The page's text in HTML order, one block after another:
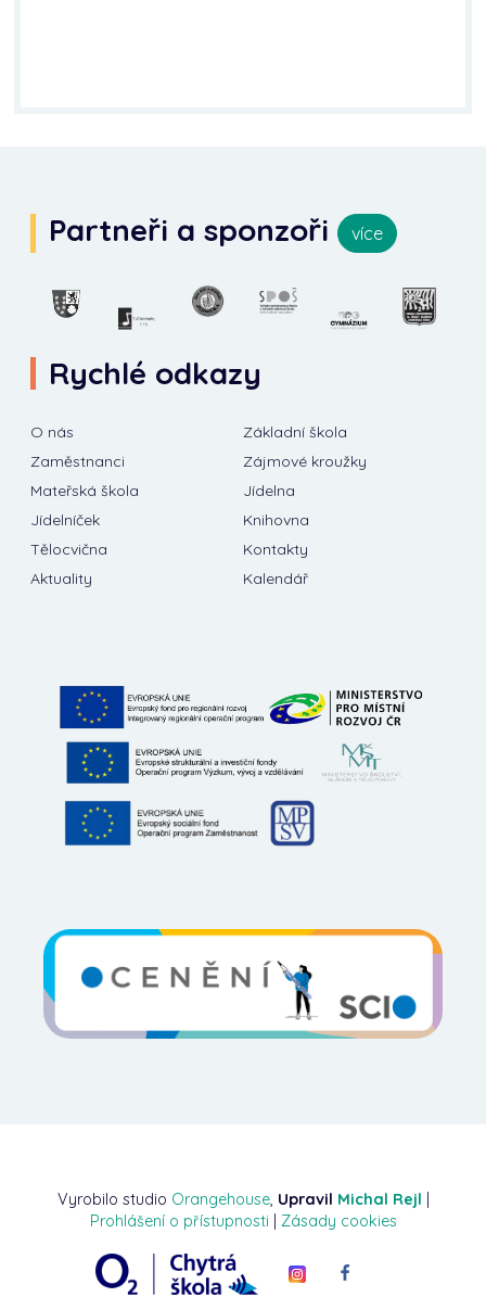
Partneři a sponzoři více
Rychlé odkazy
O nás
Základní škola
Zaměstnanci
Zájmové kroužky
Mateřská škola
Jídelna
Jídelníček
Knihovna
Tělocvična
Kontakty
Aktuality
Kalendář
Vyrobilo studio Orangehouse, Upravil Michal Rejl |
Prohlášení o přístupnosti | Zásady cookies